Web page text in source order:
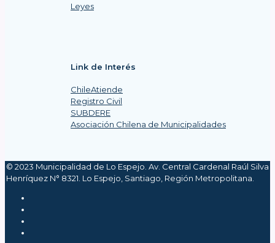
Leyes
Link de Interés
ChileAtiende
Registro Civil
SUBDERE
Asociación Chilena de Municipalidades
© 2023 Municipalidad de Lo Espejo. Av. Central Cardenal Raúl Silva
Henríquez N° 8321. Lo Espejo, Santiago, Región Metropolitana.